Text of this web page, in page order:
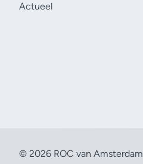
Actueel
© 2026 ROC van Amsterdam